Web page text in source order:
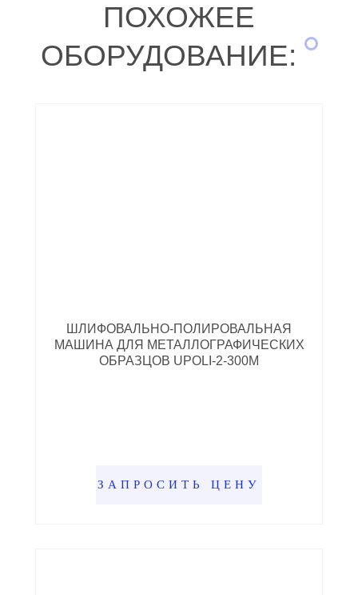
ПОХОЖЕЕ
ОБОРУДОВАНИЕ:
ШЛИФОВАЛЬНО-ПОЛИРОВАЛЬНАЯ
МАШИНА ДЛЯ МЕТАЛЛОГРАФИЧЕСКИХ
ОБРАЗЦОВ UPOLI-2-300M
ЗАПРОСИТЬ ЦЕНУ